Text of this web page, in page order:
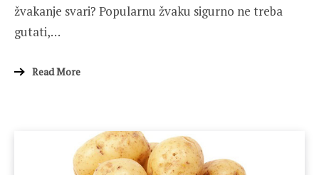
žvakanje svari? Popularnu žvaku sigurno ne treba
gutati,…
Read More